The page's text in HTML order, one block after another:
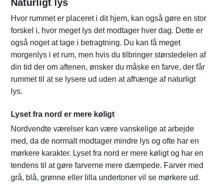
Naturligt lys
Hvor rummet er placeret i dit hjem, kan også gøre en stor
forskel i, hvor meget lys det modtager hver dag. Dette er
også noget at tage i betragtning. Du kan få meget
morgenlys i et rum, men hvis du tilbringer størstedelen af
din tid der om aftenen, ønsker du måske en farve, der får
rummet til at se lysere ud uden at afhænge af naturligt
lys.
Lyset fra nord er mere køligt
Nordvendte værelser kan være vanskelige at arbejde
med, da de normalt modtager mindre lys og ofte har en
mørkere karakter. Lyset fra nord er mere køligt og har en
tendens til at gøre farverne mere dæmpede. Farver med
grå, blå, grønne eller lilla undertoner vil se mørkere ud.